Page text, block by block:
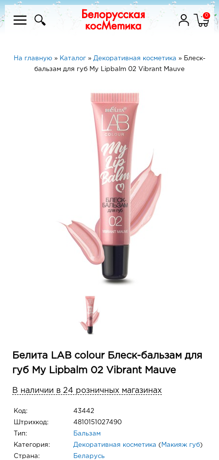
0
На главную » Каталог » Декоративная косметика » Блеск-
бальзам для губ My Lipbalm 02 Vibrant Mauve
Белита LAB colour Блеск-бальзам для
губ My Lipbalm 02 Vibrant Mauve
В наличии в 24 розничных магазинах
Код: 43442
Штрихкод: 4810151027490
Тип: Бальзам
Категория: Декоративная косметика ( Макияж губ)
Страна: Беларусь